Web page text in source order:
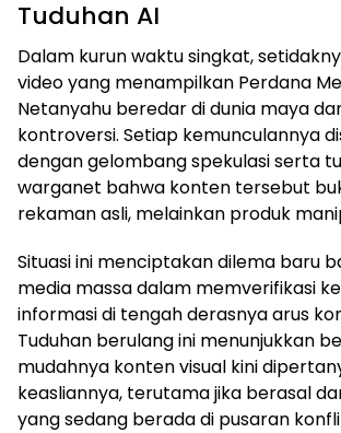
Tuduhan AI
Dalam kurun waktu singkat,
video yang menampilkan Perdana
Netanyahu beredar di dunia maya
kontroversi. Setiap kemunculannya
dengan gelombang spekulasi serta
warganet bahwa konten tersebut
rekaman asli, melainkan produk
Situasi ini menciptakan dilema baru
media massa dalam memverifikasi
informasi di tengah derasnya arus
Tuduhan berulang ini menunjukkan
mudahnya konten visual kini
keasliannya, terutama jika berasal
yang sedang berada di pusaran